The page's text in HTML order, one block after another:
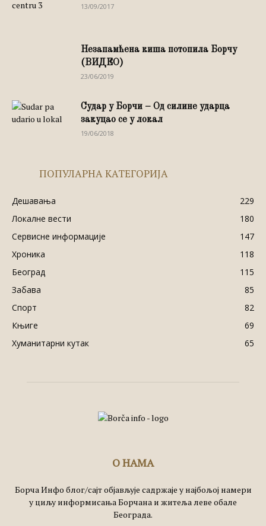
13/09/2017
Незапамћена киша потопила Борчу
(ВИДЕО)
23/06/2019
Судар у Борчи – Од силине ударца
закуцао се у локал
19/06/2018
ПОПУЛАРНА КАТЕГОРИЈА
Дешавања
229
Локалне вести
180
Сервисне информације
147
Хроника
118
Београд
115
Забава
85
Спорт
82
Књиге
69
Хуманитарни кутак
65
О НАМА
Борча Инфо блог/сајт објављује садржаје у најбољој намери
у циљу информисања Борчана и житеља леве обале
Београда.